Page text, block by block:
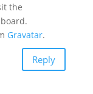
the
Gravatar.
Reply